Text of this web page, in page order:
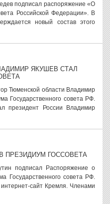
подписал распоряжение «О
Российской Федерации». В
новый состав этого
ЯКУШЕВ СТАЛ
Тюменской области Владимир
Государственного совета РФ.
президент России Владимир
ПРЕЗИДИУМ ГОССОВЕТА
подписал Распоряжение о
Государственного совета РФ.
сайт Кремля. Членами